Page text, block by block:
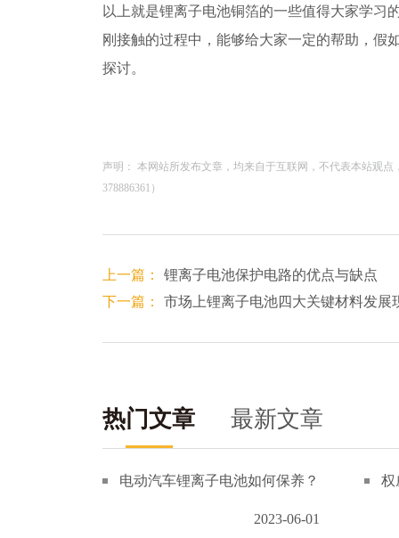
以上就是锂离子电池铜箔的一些值得大家学习
刚接触的过程中，能够给大家一定的帮助，假
探讨。
声明： 本网站所发布文章，均来自于互联网，不代表本站观
378886361）
上一篇：
锂离子电池保护电路的优点与缺点
下一篇：
市场上锂离子电池四大关键材料发展
热门文章 最新文章
电动汽车锂离子电池如何保养？
2023-06-01
权